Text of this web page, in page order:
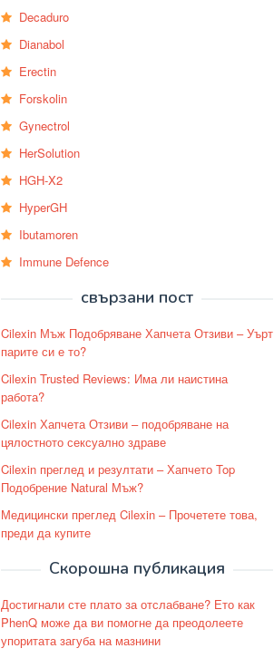
Decaduro
Dianabol
Erectin
Forskolin
Gynectrol
HerSolution
HGH-X2
HyperGH
Ibutamoren
Immune Defence
свързани пост
Cilexin Мъж Подобряване Хапчета Отзиви – Уърт
парите си е то?
Cilexin Trusted Reviews: Има ли наистина
работа?
Cilexin Хапчета Отзиви – подобряване на
цялостното сексуално здраве
Cilexin преглед и резултати – Хапчето Top
Подобрение Natural Мъж?
Медицински преглед Cilexin – Прочетете това,
преди да купите
Скорошна публикация
Достигнали сте плато за отслабване? Ето как
PhenQ може да ви помогне да преодолеете
упоритата загуба на мазнини